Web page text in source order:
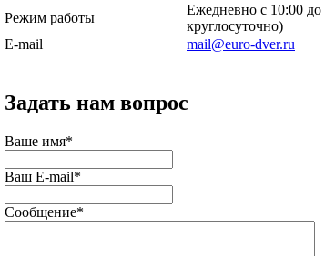
Режим работы
Ежедневно с 10:00 до
круглосуточно)
E-mail
mail@euro-dver.ru
Задать нам вопрос
Ваше имя*
Ваш E-mail*
Сообщение*